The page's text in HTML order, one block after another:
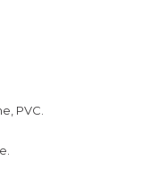
PVC.